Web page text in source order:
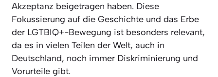
Akzeptanz beigetragen haben. Diese
Fokussierung auf die Geschichte und das Erbe
der LGTBIQ+-Bewegung ist besonders relevant,
da es in vielen Teilen der Welt, auch in
Deutschland, noch immer Diskriminierung und
Vorurteile gibt.